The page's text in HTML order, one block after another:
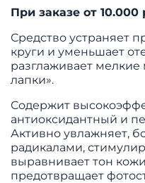
При заказе от 10.000
Средство устраняет
круги и уменьшает
разглаживает
лапки».
Содержит
антиоксидантный и
Активно увлажняет,
радикалами,
выравнивает тон
предотвращает